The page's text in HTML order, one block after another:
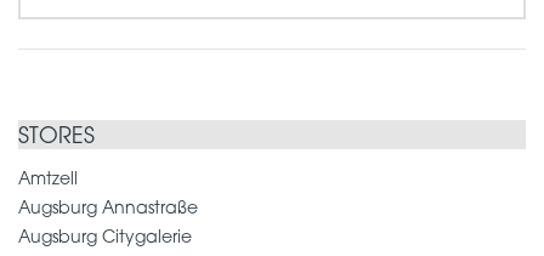
STORES
Amtzell
Augsburg Annastraße
Augsburg Citygalerie